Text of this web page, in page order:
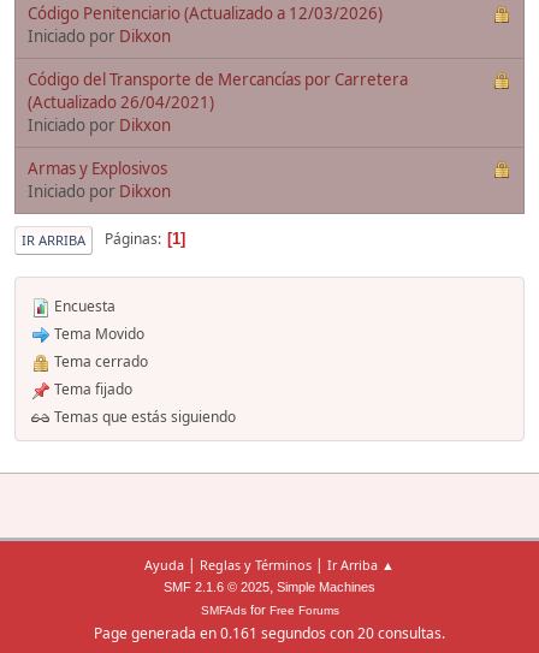
Código Penitenciario (Actualizado a 12/03/2026)
Iniciado por Dikxon
Código del Transporte de Mercancías por Carretera
(Actualizado 26/04/2021)
Iniciado por Dikxon
Armas y Explosivos
Iniciado por Dikxon
IR ARRIBA Páginas 1
Encuesta
Tema Movido
Tema cerrado
Tema fijado
Temas que estás siguiendo
Ayuda | Reglas y Términos | Ir Arriba ▲
SMF 2.1.6 © 2025, Simple Machines
SMFAdsfor Free Forums
Page generada en 0.161 segundos con 20 consultas.